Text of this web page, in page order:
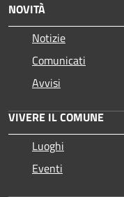
NOVITÀ
Notizie
Comunicati
Avvisi
VIVERE IL COMUNE
Luoghi
Eventi